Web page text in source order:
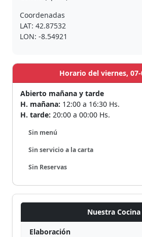
Coordenadas
LAT: 42.87532
LON: -8.54921
Horario del viernes, 07-
Abierto mañana y tarde
H. mañana: 12:00 a 16:30 Hs.
H. tarde: 20:00 a 00:00 Hs.
Sin menú
Sin servicio a la carta
Sin Reservas
Nuestra Cocina
Elaboración